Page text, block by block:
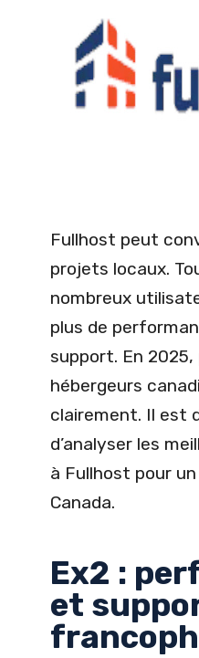
Fullhost peut
projets locaux.
nombreux
plus de
support. En 2025,
hébergeurs
clairement. Il est
d’analyser les
à Fullhost pour
Canada.
Ex2 :
et